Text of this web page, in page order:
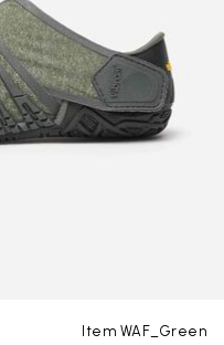
Item WAF_Green